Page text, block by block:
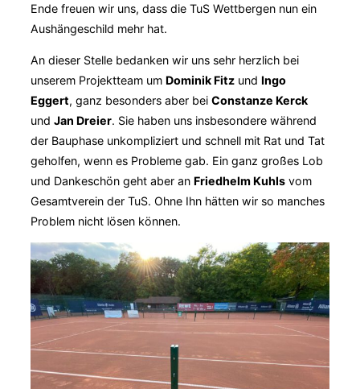
Ende freuen wir uns, dass die TuS Wettbergen nun ein
Aushängeschild mehr hat.
An dieser Stelle bedanken wir uns sehr herzlich bei
unserem Projektteam um Dominik Fitz und Ingo
Eggert, ganz besonders aber bei Constanze Kerck
und Jan Dreier. Sie haben uns insbesondere während
der Bauphase unkompliziert und schnell mit Rat und Tat
geholfen, wenn es Probleme gab. Ein ganz großes Lob
und Dankeschön geht aber an Friedhelm Kuhls vom
Gesamtverein der TuS. Ohne Ihn hätten wir so manches
Problem nicht lösen können.